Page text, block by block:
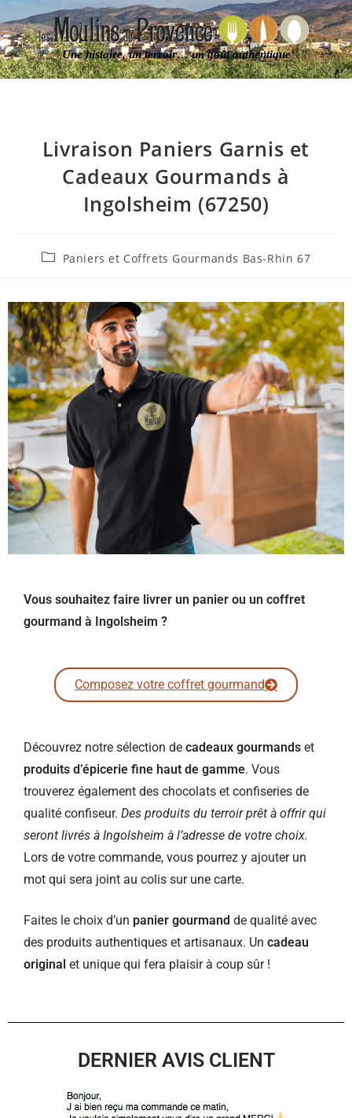
Une histoire, un terroir… un goût authentique
Livraison Paniers Garnis et
Cadeaux Gourmands à
Ingolsheim (67250)
Paniers et Coffrets Gourmands Bas-Rhin 67
Vous souhaitez faire livrer un panier ou un coffret
gourmand à Ingolsheim ?
Composez votre coffret gourmand
Découvrez notre sélection de cadeaux gourmands et
produits d’épicerie fine haut de gamme. Vous
trouverez également des chocolats et confiseries de
qualité confiseur. Des produits du terroir prêt à offrir qui
seront livrés à Ingolsheim à l’adresse de votre choix.
Lors de votre commande, vous pourrez y ajouter un
mot qui sera joint au colis sur une carte.
Faites le choix d’un panier gourmand de qualité avec
des produits authentiques et artisanaux. Un cadeau
original et unique qui fera plaisir à coup sûr !
DERNIER AVIS CLIENT